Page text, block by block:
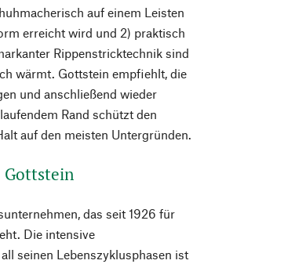
auf einem Leisten
erreicht wird und 2) praktisch
Rippenstricktechnik sind
wärmt. Gottstein empfiehlt, die
und anschließend wieder
Rand schützt den
auf den meisten Untergründen.
Gottstein
das seit 1926 für
Die intensive
seinen Lebenszyklusphasen ist